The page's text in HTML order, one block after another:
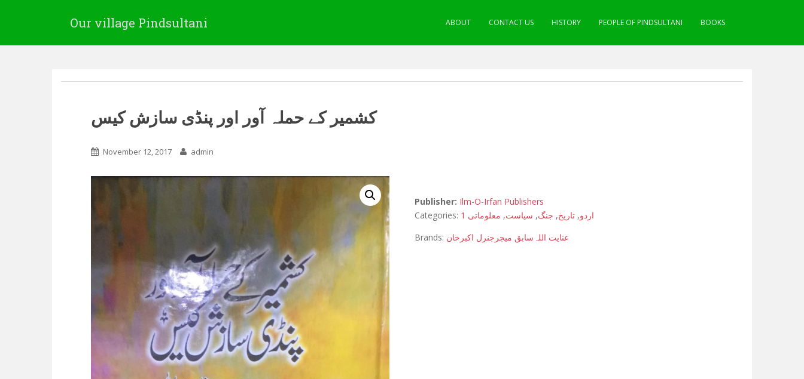
Our village Pindsultani ABOUT CONTACT US HISTORY PEOPLE OF PINDSULTANI BOOKS
کشمیر کے حملہ آور اور پنڈی سازش کیس
November 12, 2017 admin
Publisher: Ilm-O-Irfan Publishers
Categories:
اردو,تاریخ, جنگ, سیاست, معلوماتی 1
Brands: سابق میجرجنرل اکبرخان عنایت اللہ